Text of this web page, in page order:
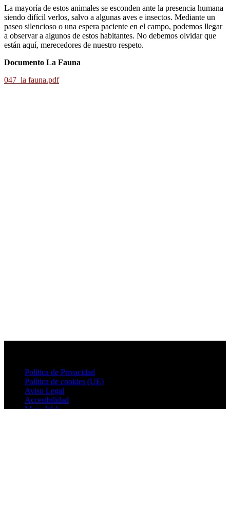
La mayoría de estos animales se esconden ante la presencia humana
siendo difícil verlos, salvo a algunas aves e insectos. Mediante un
paseo silencioso o una espera paciente en el campo, podemos llegar
a observar a algunos de estos habitantes. No debemos olvidar que
están aquí, merecedores de nuestro respeto.
Documento La Fauna
047_la fauna.pdf
Política de Privacidad
Política de cookies (UE)
Aviso Legal
Accesibilidad
Mapa Web